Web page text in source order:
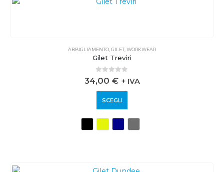
ABBIGLIAMENTO,GILET,WORKWEAR
Gilet Treviri
0out of 5
34,00 € + IVA
SCEGLI